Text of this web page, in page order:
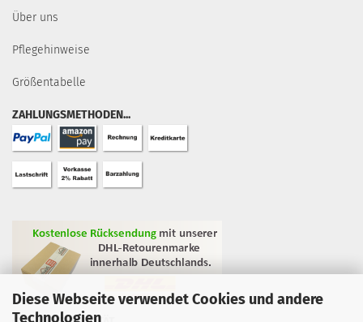
Diese Webseite verwendet Cookies und andere
Technologien
Über uns
Pflegehinweise
Größentabelle
ZAHLUNGSMETHODEN...